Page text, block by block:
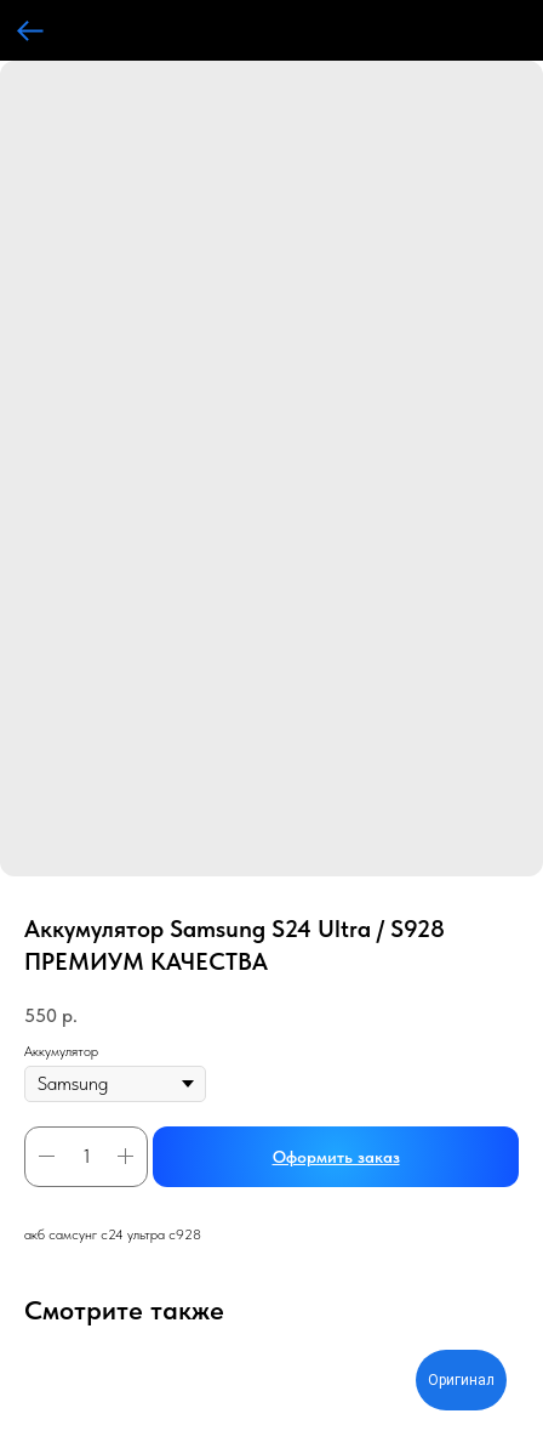
Аккумулятор Samsung S24 Ultra / S928
ПРЕМИУМ КАЧЕСТВА
550 р.
Аккумулятор
Оформить заказ
акб самсунг с24 ультра с928
Смотрите также
Оригинал